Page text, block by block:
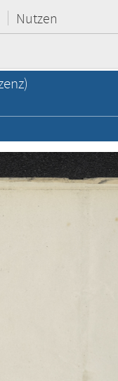
Nutzen